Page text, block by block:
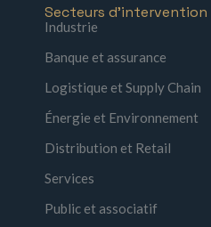
Secteurs d'intervention
Industrie
Banque et assurance
Logistique et Supply Chain
Énergie et Environnement
Distribution et Retail
Services
Public et associatif